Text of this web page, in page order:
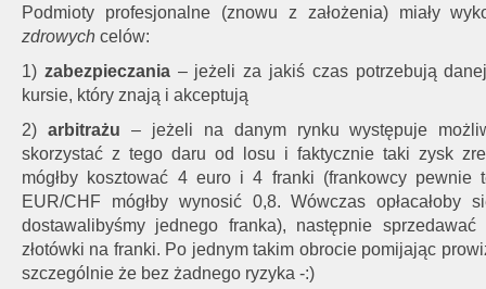
Podmioty profesjonalne (znowu z założenia) miały
zdrowych celów:
1) zabezpieczania– jeżeli za jakiś czas potrzebują
kursie, który znają i akceptują
2) arbitrażu – jeżeli na danym rynku występuje
skorzystać z tego daru od losu i faktycznie taki zysk
mógłby kosztować 4 euro i 4 franki (frankowcy pewnie
EUR/CHF mógłby wynosić 0,8. Wówczas
dostawalibyśmy jednego franka), następnie
złotówki na franki. Po jednym takim obrocie pomijając
szczególnie że bez żadnego ryzyka -:)